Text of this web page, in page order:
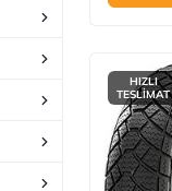
HIZLI
TESLİMAT